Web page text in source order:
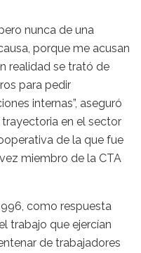
nunca de una
porque me acusan
realidad se trató de
para pedir
internas”, aseguró
en el sector
de la que fue
miembro de la CTA
como respuesta
trabajo que ejercían
de trabajadores